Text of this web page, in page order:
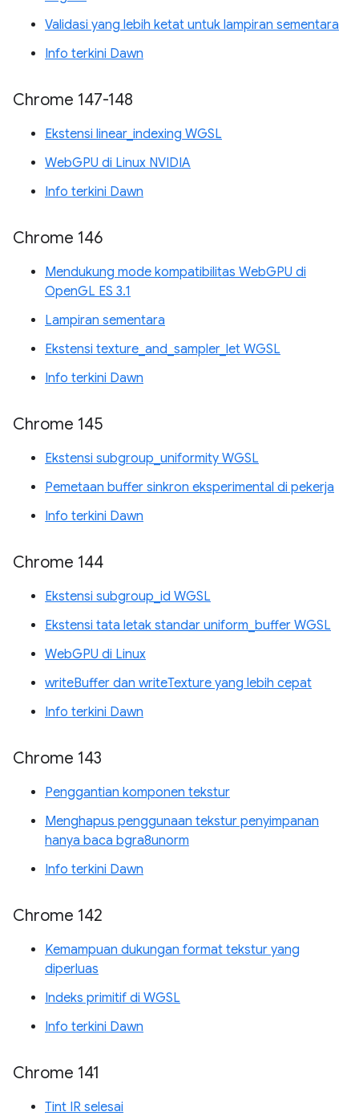
Validasi yang lebih ketat untuk lampiran sementara
Info terkini Dawn
Chrome 147-148
Ekstensi linear_indexing WGSL
WebGPU di Linux NVIDIA
Info terkini Dawn
Chrome 146
Mendukung mode kompatibilitas WebGPU di
OpenGL ES 3.1
Lampiran sementara
Ekstensi texture_and_sampler_let WGSL
Info terkini Dawn
Chrome 145
Ekstensi subgroup_uniformity WGSL
Pemetaan buffer sinkron eksperimental di pekerja
Info terkini Dawn
Chrome 144
Ekstensi subgroup_id WGSL
Ekstensi tata letak standar uniform_buffer WGSL
WebGPU di Linux
writeBuffer dan writeTexture yang lebih cepat
Info terkini Dawn
Chrome 143
Penggantian komponen tekstur
Menghapus penggunaan tekstur penyimpanan
hanya baca bgra8unorm
Info terkini Dawn
Chrome 142
Kemampuan dukungan format tekstur yang
diperluas
Indeks primitif di WGSL
Info terkini Dawn
Chrome 141
Tint IR selesai